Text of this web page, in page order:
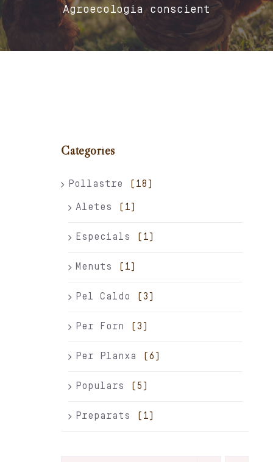
Carret
Agroecologia conscient
Categories
Pollastre (18)
Aletes (1)
Especials (1)
Menuts (1)
Pel Caldo (3)
Per Forn (3)
Per Planxa (6)
Populars (5)
Preparats (1)